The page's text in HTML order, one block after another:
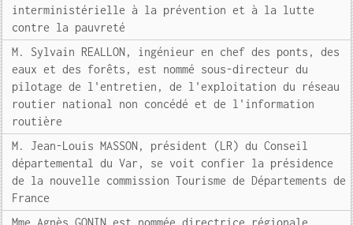
interministérielle à la prévention et à la lutte
contre la pauvreté
M. Sylvain REALLON, ingénieur en chef des ponts, des
eaux et des forêts, est nommé sous-directeur du
pilotage de l'entretien, de l'exploitation du réseau
routier national non concédé et de l'information
routière
M. Jean-Louis MASSON, président (LR) du Conseil
départemental du Var, se voit confier la présidence
de la nouvelle commission Tourisme de Départements de
France
Mme Agnès GONIN est nommée directrice régionale